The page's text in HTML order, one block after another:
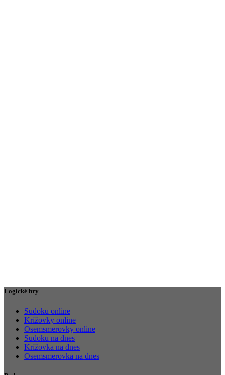
Logické hry
Sudoku online
Krížovky online
Osemsmerovky online
Sudoku na dnes
Krížovka na dnes
Osemsmerovka na dnes